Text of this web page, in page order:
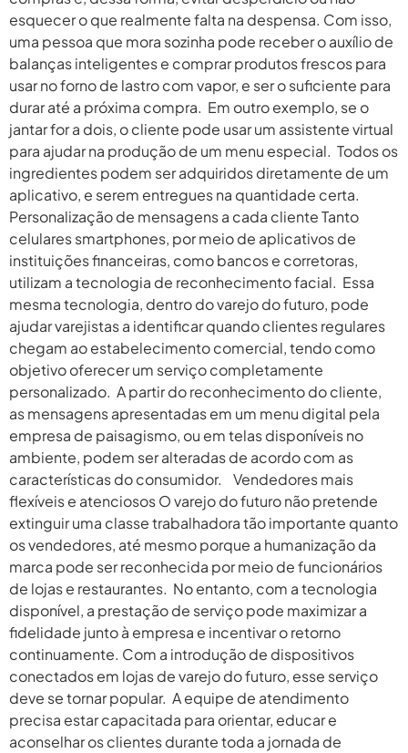
esquecer o que realmente falta na despensa. Com isso,
uma pessoa que mora sozinha pode receber o auxílio de
balanças inteligentes e comprar produtos frescos para
usar no forno de lastro com vapor, e ser o suficiente para
durar até a próxima compra. Em outro exemplo, se o
jantar for a dois, o cliente pode usar um assistente virtual
para ajudar na produção de um menu especial. Todos os
ingredientes podem ser adquiridos diretamente de um
aplicativo, e serem entregues na quantidade certa.
Personalização de mensagens a cada cliente Tanto
celulares smartphones, por meio de aplicativos de
instituições financeiras, como bancos e corretoras,
utilizam a tecnologia de reconhecimento facial. Essa
mesma tecnologia, dentro do varejo do futuro, pode
ajudar varejistas a identificar quando clientes regulares
chegam ao estabelecimento comercial, tendo como
objetivo oferecer um serviço completamente
personalizado. A partir do reconhecimento do cliente,
as mensagens apresentadas em um menu digital pela
empresa de paisagismo, ou em telas disponíveis no
ambiente, podem ser alteradas de acordo com as
características do consumidor. Vendedores mais
flexíveis e atenciosos O varejo do futuro não pretende
extinguir uma classe trabalhadora tão importante quanto
os vendedores, até mesmo porque a humanização da
marca pode ser reconhecida por meio de funcionários
de lojas e restaurantes. No entanto, com a tecnologia
disponível, a prestação de serviço pode maximizar a
fidelidade junto à empresa e incentivar o retorno
continuamente. Com a introdução de dispositivos
conectados em lojas de varejo do futuro, esse serviço
deve se tornar popular. A equipe de atendimento
precisa estar capacitada para orientar, educar e
aconselhar os clientes durante toda a jornada de